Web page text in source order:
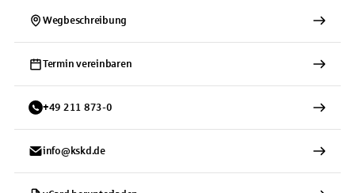
Wegbeschreibung
Termin vereinbaren
+49 211 873-0
info@kskd.de